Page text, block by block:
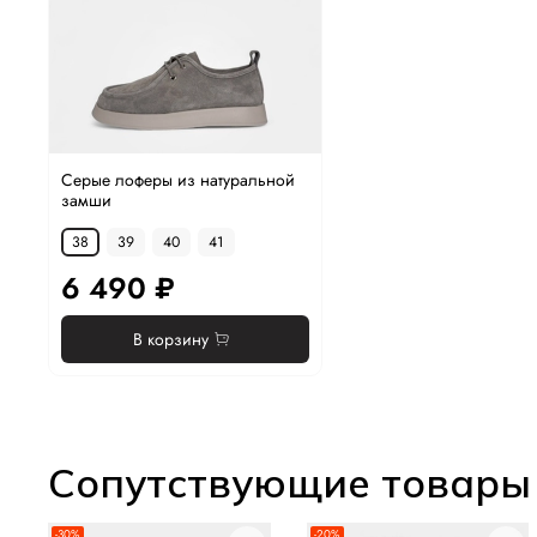
Серые лоферы из натуральной
замши
38 39 40 41
6 490 ₽
В корзину
Сопутствующие товары